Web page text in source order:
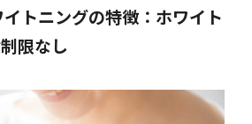
トニングの特徴：ホワイト
限なし